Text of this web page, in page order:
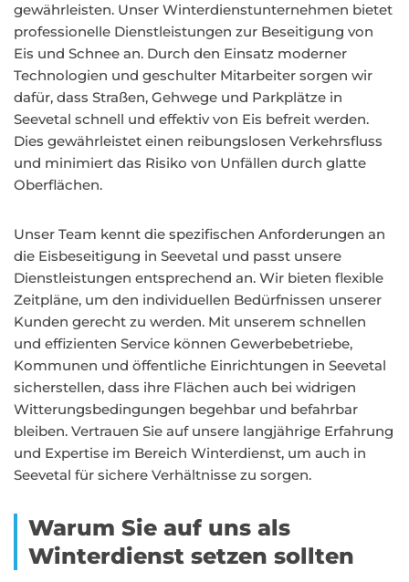
gewährleisten. Unser Winterdienstunternehmen bietet
professionelle Dienstleistungen zur Beseitigung von
Eis und Schnee an. Durch den Einsatz moderner
Technologien und geschulter Mitarbeiter sorgen wir
dafür, dass Straßen, Gehwege und Parkplätze in
Seevetal schnell und effektiv von Eis befreit werden.
Dies gewährleistet einen reibungslosen Verkehrsfluss
und minimiert das Risiko von Unfällen durch glatte
Oberflächen.
Unser Team kennt die spezifischen Anforderungen an
die Eisbeseitigung in Seevetal und passt unsere
Dienstleistungen entsprechend an. Wir bieten flexible
Zeitpläne, um den individuellen Bedürfnissen unserer
Kunden gerecht zu werden. Mit unserem schnellen
und effizienten Service können Gewerbebetriebe,
Kommunen und öffentliche Einrichtungen in Seevetal
sicherstellen, dass ihre Flächen auch bei widrigen
Witterungsbedingungen begehbar und befahrbar
bleiben. Vertrauen Sie auf unsere langjährige Erfahrung
und Expertise im Bereich Winterdienst, um auch in
Seevetal für sichere Verhältnisse zu sorgen.
Warum Sie auf uns als
Winterdienst setzen sollten